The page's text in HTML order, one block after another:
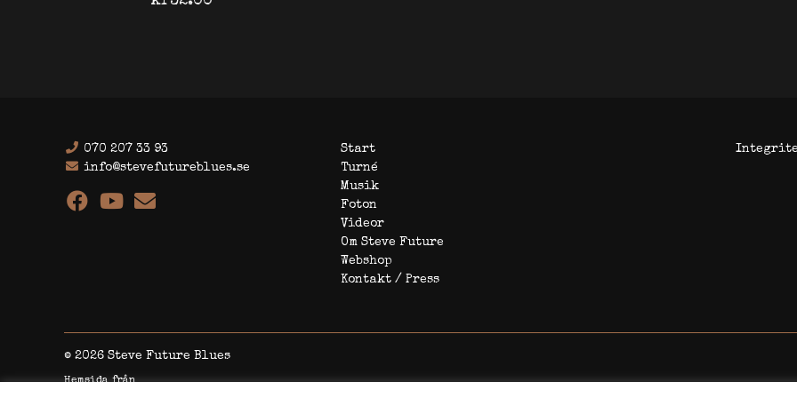
070 207 33 93
info@stevefutureblues.se
Start
Turné
Musik
Foton
Videor
Om Steve Future
Webshop
Kontakt / Press
© 2026 Steve Future Blues
Hemsida från Rodeopark